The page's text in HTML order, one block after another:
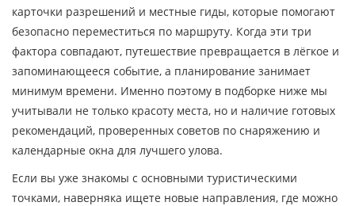
карточки разрешений и местные гиды, которые помогают
безопасно переместиться по маршруту. Когда эти три
фактора совпадают, путешествие превращается в лёгкое и
запоминающееся событие, а планирование занимает
минимум времени. Именно поэтому в подборке ниже мы
учитывали не только красоту места, но и наличие готовых
рекомендаций, проверенных советов по снаряжению и
календарные окна для лучшего улова.
Если вы уже знакомы с основными туристическими
точками, наверняка ищете новые направления, где можно